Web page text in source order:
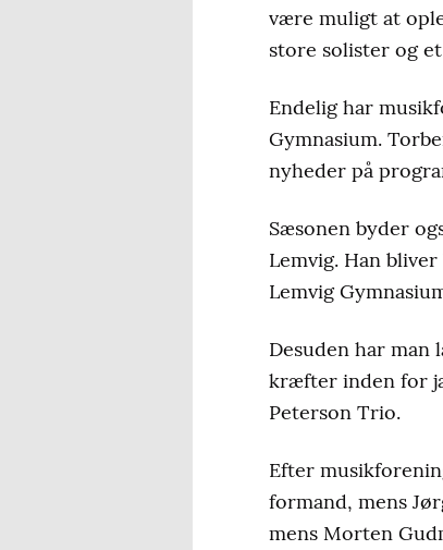
være muligt at
store solister og
Endelig har
Gymnasium.
nyheder på
Sæsonen byder
Lemvig. Han
Lemvig
Desuden har man
kræfter inden for
Peterson Trio.
Efter
formand, mens
mens Morten